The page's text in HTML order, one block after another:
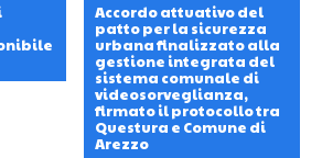
Accordo attuativo del
patto per la sicurezza
urbana finalizzato alla
gestione integrata del
sistema comunale di
videosorveglianza,
firmato il protocollo tra
Questura e Comune di
Arezzo